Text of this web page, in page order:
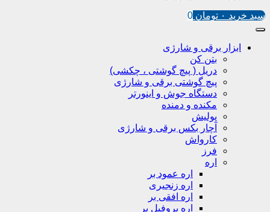
سبد خرید ۰ تومان 0
ابزار برقی و شارژی
بتن کن
دریل ( پیچ گوشتی ، چکشی)
پیچ گوشتی برقی و شارژی
دستگاه جوش و اینورتر
مکنده و دمنده
پولیش
آچار بکس برقی و شارژی
کارواش
فرز
اره
اره عمود بر
اره زنجیری
اره افقی بر
اره پروفیل پر